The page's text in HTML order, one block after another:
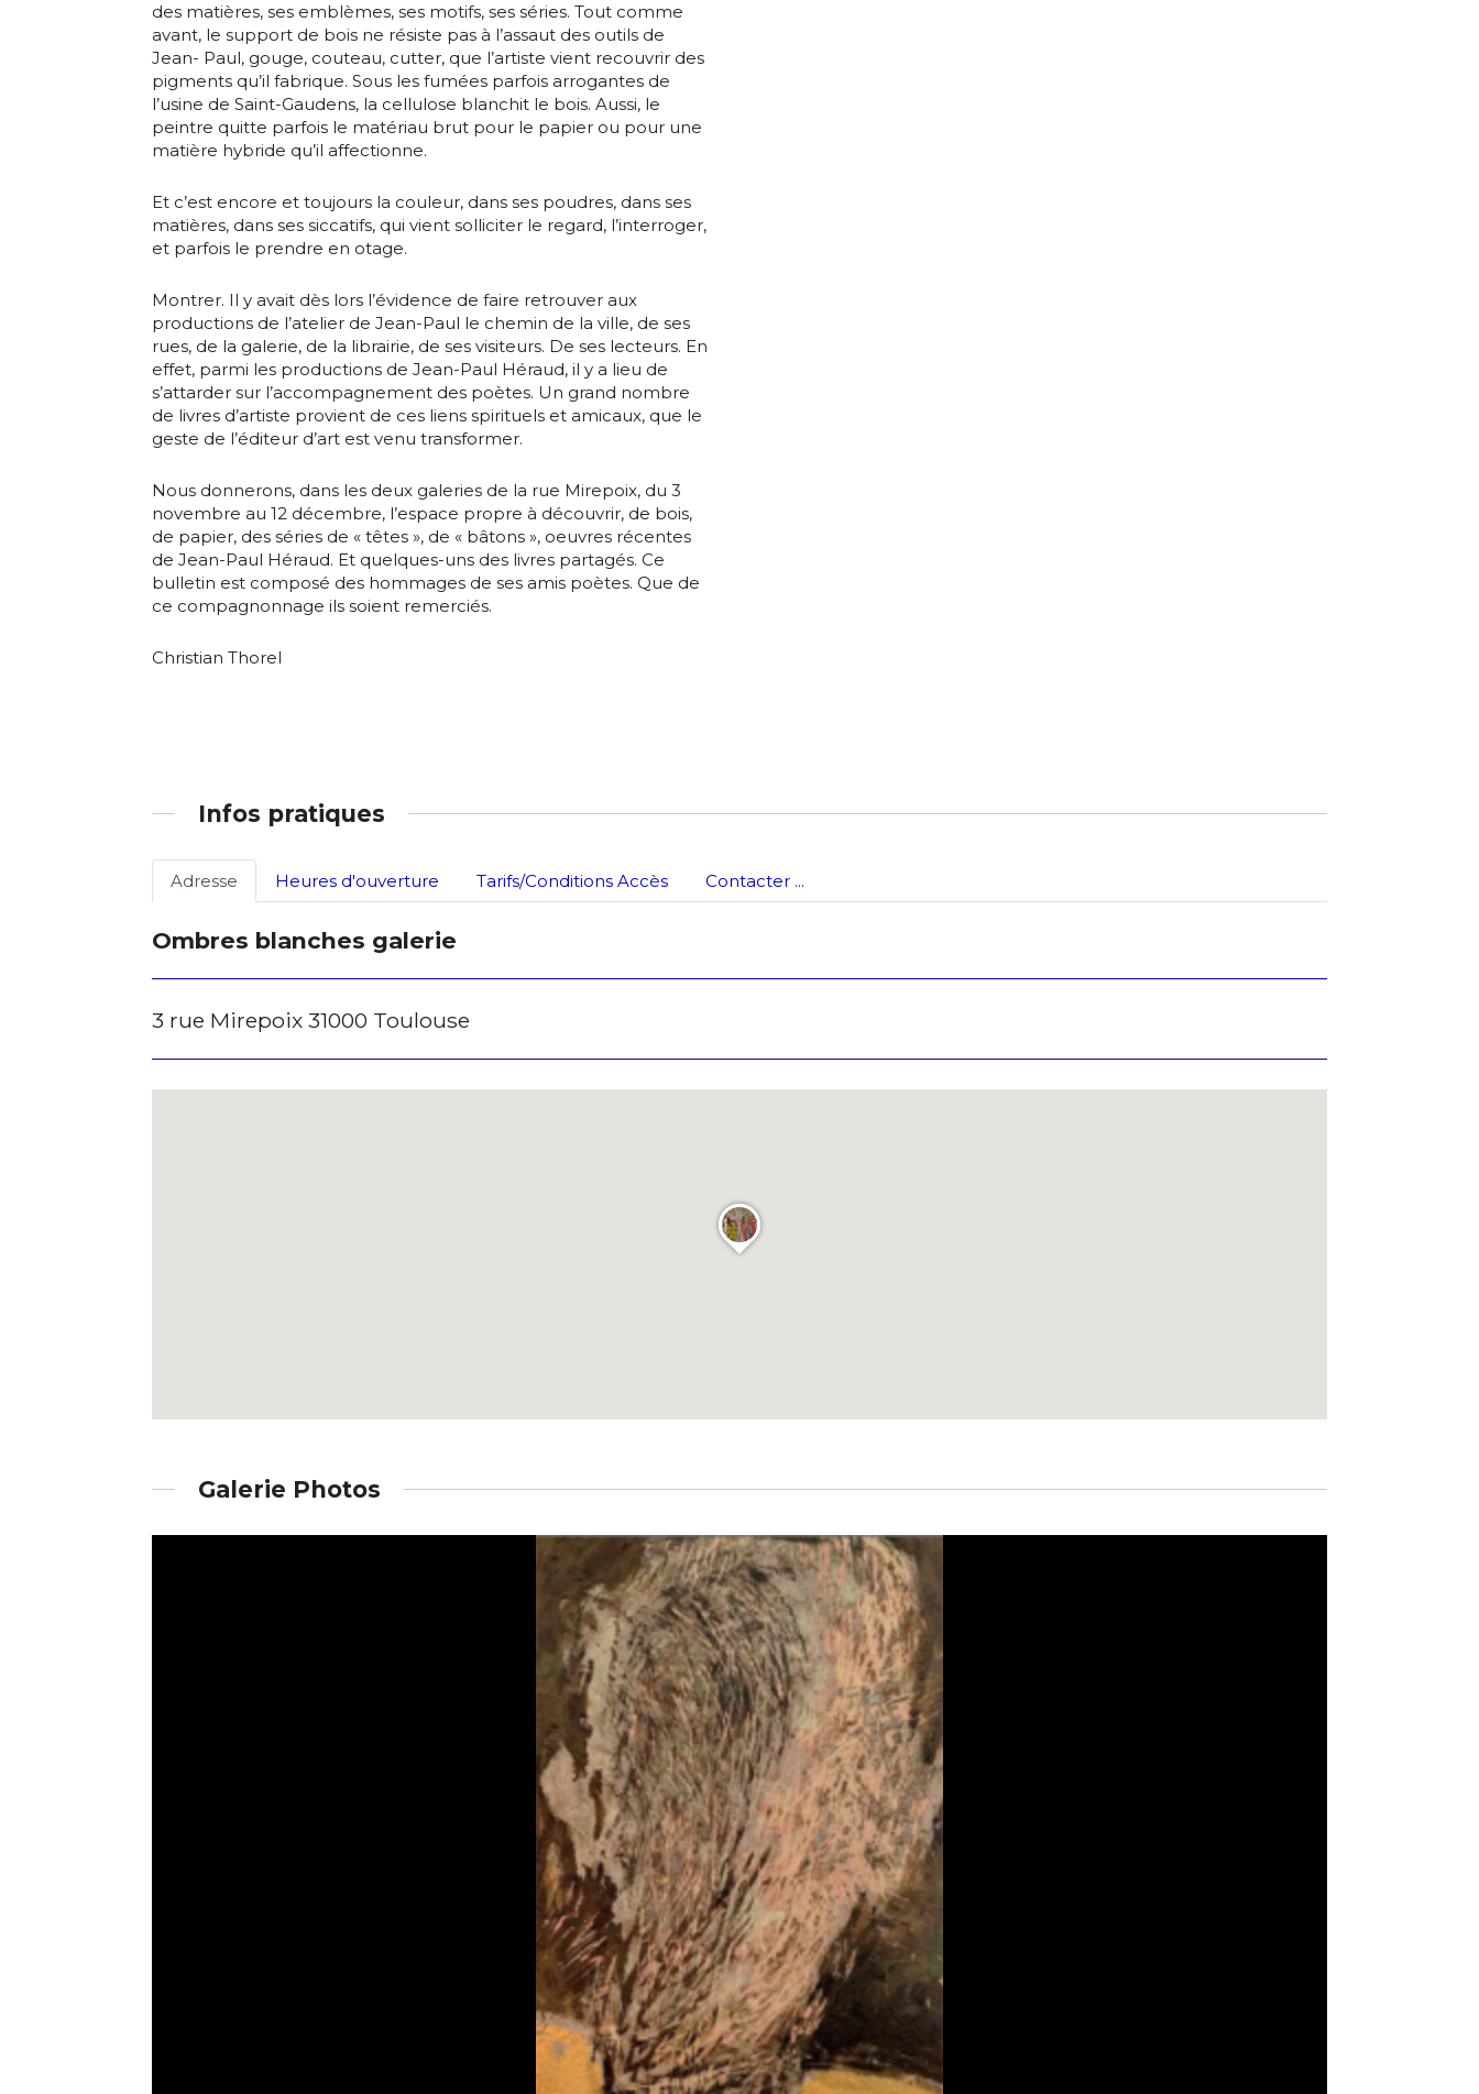
J'accepte les termes et conditions
* Champ obligatoire
Prénom
Statut / Organisation
* Champ obligatoire
des matières, ses emblèmes, ses motifs, ses séries. Tout comme
avant, le support de bois ne résiste pas à l’assaut des outils de
Jean- Paul, gouge, couteau, cutter, que l’artiste vient recouvrir des
pigments qu’il fabrique. Sous les fumées parfois arrogantes de
l’usine de Saint-Gaudens, la cellulose blanchit le bois. Aussi, le
peintre quitte parfois le matériau brut pour le papier ou pour une
matière hybride qu’il affectionne.
Et c’est encore et toujours la couleur, dans ses poudres, dans ses
matières, dans ses siccatifs, qui vient solliciter le regard, l’interroger,
et parfois le prendre en otage.
Montrer. Il y avait dès lors l’évidence de faire retrouver aux
productions de l’atelier de Jean-Paul le chemin de la ville, de ses
rues, de la galerie, de la librairie, de ses visiteurs. De ses lecteurs. En
effet, parmi les productions de Jean-Paul Héraud, il y a lieu de
s’attarder sur l’accompagnement des poètes. Un grand nombre
de livres d’artiste provient de ces liens spirituels et amicaux, que le
geste de l’éditeur d’art est venu transformer.
Nous donnerons, dans les deux galeries de la rue Mirepoix, du 3
novembre au 12 décembre, l’espace propre à découvrir, de bois,
de papier, des séries de « têtes », de « bâtons », oeuvres récentes
de Jean-Paul Héraud. Et quelques-uns des livres partagés. Ce
bulletin est composé des hommages de ses amis poètes. Que de
ce compagnonnage ils soient remerciés.
Christian Thorel
Infos pratiques
Adresse Heures d'ouverture Tarifs/Conditions Accès Contacter ...
Ombres blanches galerie
3 rue Mirepoix 31000 Toulouse
Galerie Photos